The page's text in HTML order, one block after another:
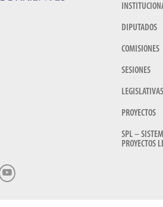
DIPUTADOS
COMISIONES
SESIONES
LEGISLATIVAS
PROYECTOS
SPL –
PROYECTOS